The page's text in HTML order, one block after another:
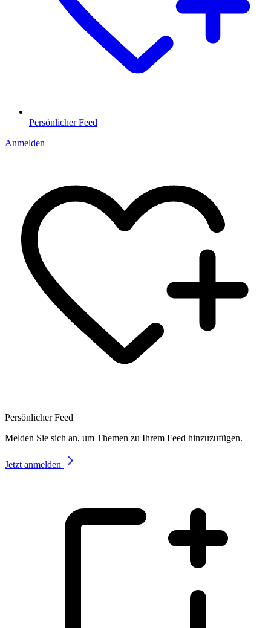
Persönlicher Feed
Anmelden
Persönlicher Feed
Melden Sie sich an, um Themen zu Ihrem Feed hinzuzufügen.
Jetzt anmelden